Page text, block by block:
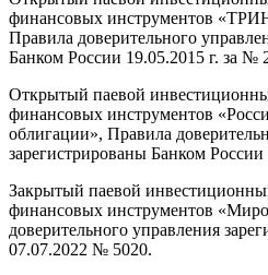
финансовых инструментов
Правила доверительного
Банком России 19.05.2015 г. за №
Открытый паевой
финансовых инструментов
облигации», Правила
зарегистрированы Банком
Закрытый паевой
финансовых инструментов
доверительного управления
07.07.2022 № 5020.